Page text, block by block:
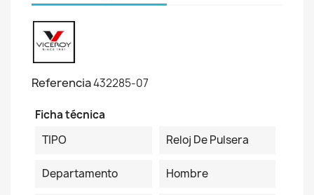
Referencia432285-07
Ficha técnica
TIPO
Reloj De Pulsera
Departamento Hombre